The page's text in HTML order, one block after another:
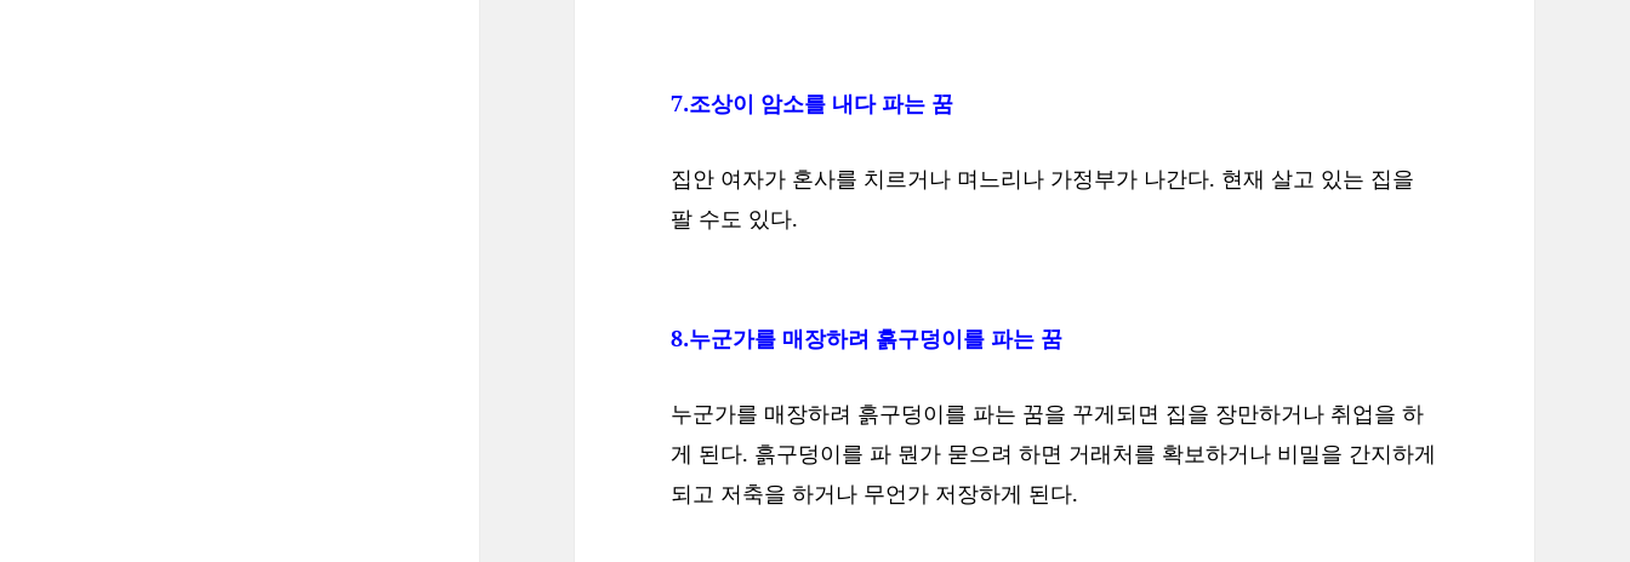
7.조상이 암소를 내다 파는 꿈
집안 여자가 혼사를 치르거나 며느리나 가정부가 나간다. 현재 살고 있는 집을
팔 수도 있다.
8.누군가를 매장하려 흙구덩이를 파는 꿈
누군가를 매장하려 흙구덩이를 파는 꿈을 꾸게되면 집을 장만하거나 취업을 하
게 된다. 흙구덩이를 파 뭔가 묻으려 하면 거래처를 확보하거나 비밀을 간지하게
되고 저축을 하거나 무언가 저장하게 된다.